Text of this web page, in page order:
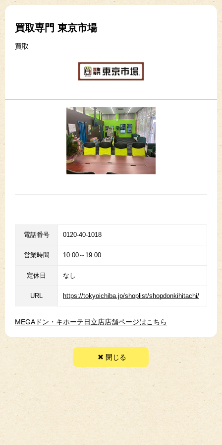
買取専門 東京市場
買取
電話番号 0120-40-1018
営業時間 10:00～19:00
定休日 なし
URL https://tokyoichiba.jp/shoplist/shopdonkihitachi/
MEGAドン・キホーテ日立店店舗ページはこちら
閉じる